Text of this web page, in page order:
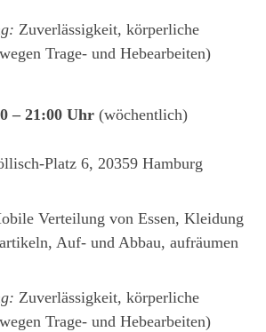
Zuverlässigkeit, körperliche
Trage- und Hebearbeiten)
– 21:00 Uhr (wöchentlich)
Platz 6, 20359 Hamburg
Verteilung von Essen, Kleidung
Auf- und Abbau, aufräumen
Zuverlässigkeit, körperliche
Trage- und Hebearbeiten)